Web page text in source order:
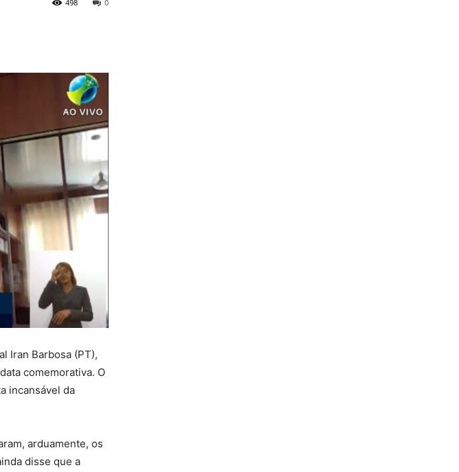
0
498
Iran Barbosa (PT),
comemorativa. O
incansável da
arduamente, os
disse que a